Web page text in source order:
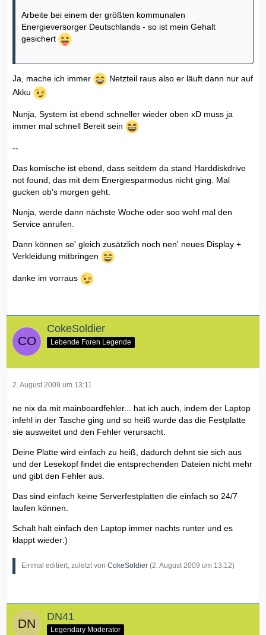
Arbeite bei einem der größten kommunalen
Energieversorger Deutschlands - so ist mein Gehalt
gesichert
Ja, mache ich immer
Netzteil raus also er läuft dann nur auf
Akku
Nunja, System ist ebend schneller wieder oben xD muss ja
immer mal schnell Bereit sein
--
Das komische ist ebend, dass seitdem da stand Harddiskdrive
not found, das mit dem Energiesparmodus nicht ging. Mal
gucken ob's morgen geht.
Nunja, werde dann nächste Woche oder soo wohl mal den
Service anrufen.
Dann können se' gleich zusätzlich noch nen' neues Display +
Verkleidung mitbringen
danke im vorraus
CokeSoldier
Lebende Foren Legende
2. August 2009 um 13:11
ne nix da mit mainboardfehler... hat ich auch, indem der Laptop
infehl in der Tasche ging und so heiß wurde das die Festplatte
sie ausweitet und den Fehler verursacht.
Deine Platte wird einfach zu heiß, dadurch dehnt sie sich aus
und der Lesekopf findet die entsprechenden Dateien nicht mehr
und gibt den Fehler aus.
Das sind einfach keine Serverfestplatten die einfach so 24/7
laufen können.
Schalt halt einfach den Laptop immer nachts runter und es
klappt wieder:)
Einmal editiert, zuletzt von CokeSoldier (2. August 2009 um 13:12)
DN41
Legendary Moderator